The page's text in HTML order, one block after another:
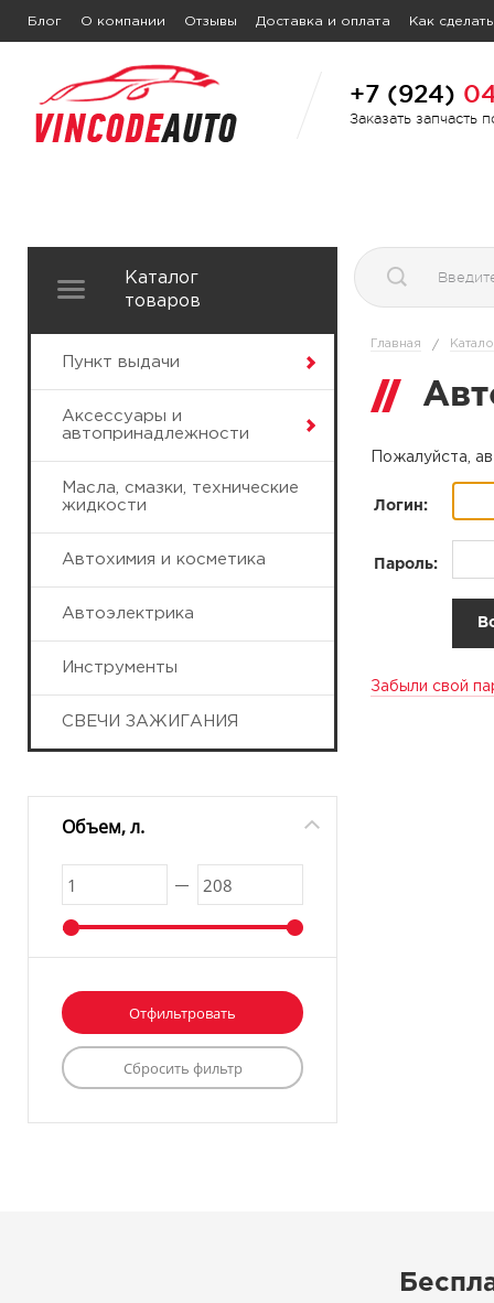
Блог О компании Отзывы Доставка и оплата Как
+7 (924)
Заказать запчасть
Каталог
товаров
Пункт выдачи
Аксессуары и
автопринадлежности
Масла, смазки, технические
жидкости
Автохимия и косметика
Автоэлектрика
Инструменты
СВЕЧИ ЗАЖИГАНИЯ
Объем, л.
Главная /
Пожалуйста,
Логин:
Пароль:
Забыли свой